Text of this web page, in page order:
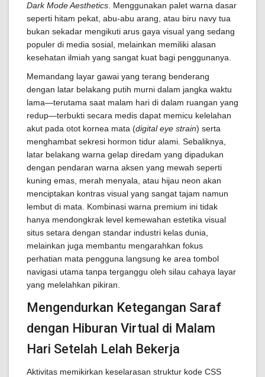
Dark Mode Aesthetics . Menggunakan palet warna dasar
seperti hitam pekat, abu-abu arang, atau biru navy tua
bukan sekadar mengikuti arus gaya visual yang sedang
populer di media sosial, melainkan memiliki alasan
kesehatan ilmiah yang sangat kuat bagi penggunanya.
Memandang layar gawai yang terang benderang
dengan latar belakang putih murni dalam jangka waktu
lama—terutama saat malam hari di dalam ruangan yang
redup—terbukti secara medis dapat memicu kelelahan
akut pada otot kornea mata (digital eye strain) serta
menghambat sekresi hormon tidur alami. Sebaliknya,
latar belakang warna gelap diredam yang dipadukan
dengan pendaran warna aksen yang mewah seperti
kuning emas, merah menyala, atau hijau neon akan
menciptakan kontras visual yang sangat tajam namun
lembut di mata. Kombinasi warna premium ini tidak
hanya mendongkrak level kemewahan estetika visual
situs setara dengan standar industri kelas dunia,
melainkan juga membantu mengarahkan fokus
perhatian mata pengguna langsung ke area tombol
navigasi utama tanpa terganggu oleh silau cahaya layar
yang melelahkan pikiran.
Mengendurkan Ketegangan Saraf
dengan Hiburan Virtual di Malam
Hari Setelah Lelah Bekerja
Aktivitas memikirkan keselarasan struktur kode CSS